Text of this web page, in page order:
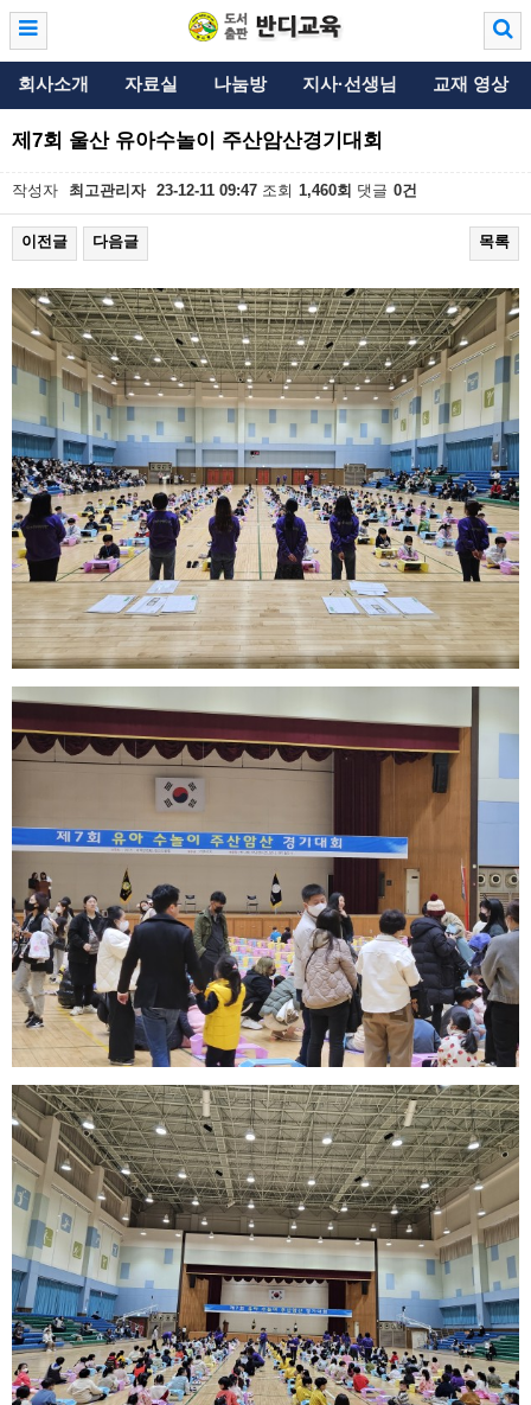
회사소개 자료실 나눔방 지사·선생님 교재 영상
제7회 울산 유아수놀이 주산암산경기대회
작성자 최고관리자 23-12-11 09:47 조회 1,460회 댓글 0건
이전글 다음글 목록
본문